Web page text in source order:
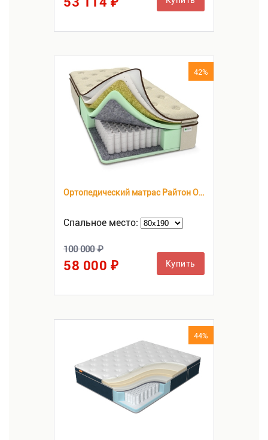
42%
Ортопедический матрас Райтон OrtoBio M
Спальное место:
100 000 ₽
58 000 ₽ Купить
44%